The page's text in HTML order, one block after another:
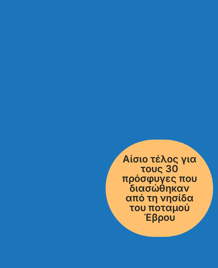
Αίσιο τέλος για
τους 30
πρόσφυγες που
διασώθηκαν
από τη νησίδα
του ποταμού
Έβρου